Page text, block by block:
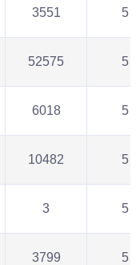
3551 5
52575 5
6018 5
10482 5
3 5
3799 5